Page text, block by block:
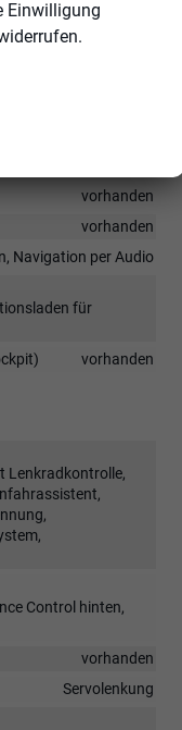
Sitzheizung
Schnittstelle USB,
vorhanden
vorhanden
Navigation per Audio
für
vorhanden
Lenkradkontrolle,
Control hinten,
vorhanden
Servolenkung
Einwilligung